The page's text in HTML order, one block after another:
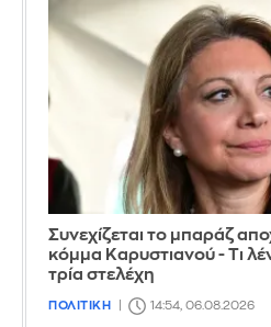
Συνεχίζεται το μπαράζ
κόμμα Καρυστιανού - Τι
τρία στελέχη
ΠΟΛΙΤΙΚΗ 14:54, 06.08.2026